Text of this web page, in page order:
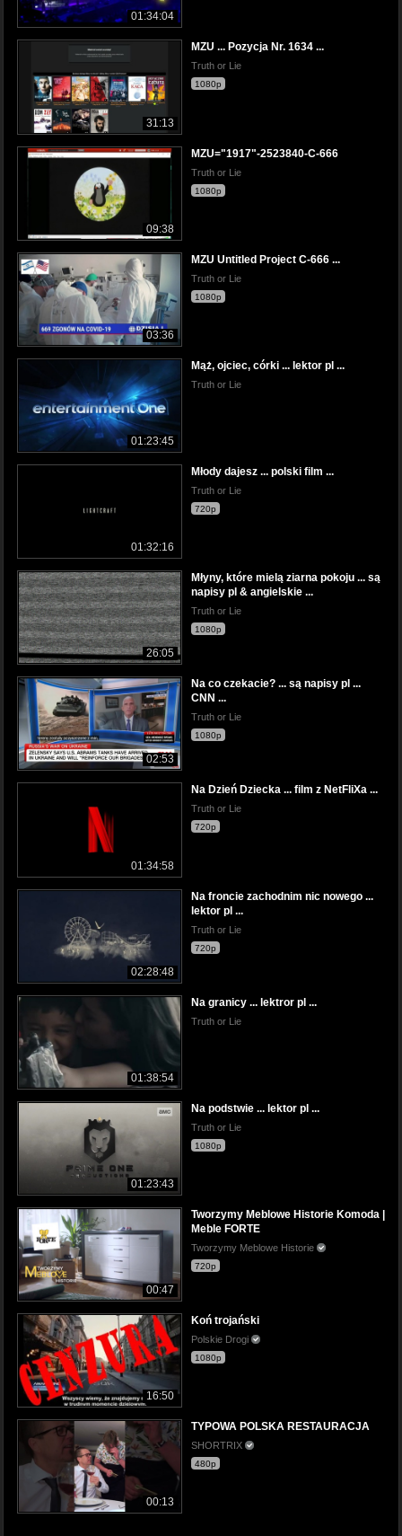
01:34:04
31:13
MZU ... Pozycja Nr. 1634 ...
Truth or Lie
1080p
09:38
MZU="1917"-2523840-C-666
Truth or Lie
1080p
03:36
MZU Untitled Project C-666 ...
Truth or Lie
1080p
01:23:45
Mąż, ojciec, córki ... lektor pl ...
Truth or Lie
01:32:16
Młody dajesz ... polski film ...
Truth or Lie
720p
26:05
Młyny, które mielą ziarna pokoju ... są
napisy pl & angielskie ...
Truth or Lie
1080p
02:53
Na co czekacie? ... są napisy pl ...
CNN ...
Truth or Lie
1080p
01:34:58
Na Dzień Dziecka ... film z NetFliXa ...
Truth or Lie
720p
02:28:48
Na froncie zachodnim nic nowego ...
lektor pl ...
Truth or Lie
720p
01:38:54
Na granicy ... lektror pl ...
Truth or Lie
01:23:43
Na podstwie ... lektor pl ...
Truth or Lie
1080p
00:47
Tworzymy Meblowe Historie Komoda |
Meble FORTE
Tworzymy Meblowe Historie
720p
16:50
Koń trojański
Polskie Drogi
1080p
00:13
TYPOWA POLSKA RESTAURACJA
SHORTRIX
480p